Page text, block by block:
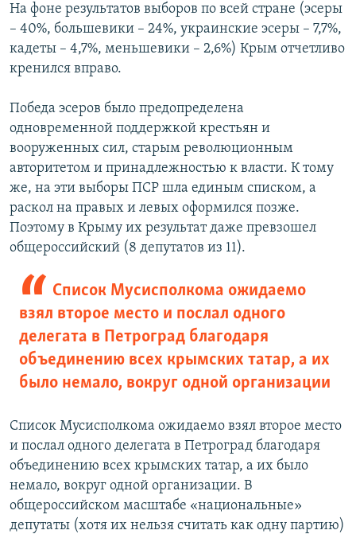
На фоне результатов выборов по всей стране (эсеры
– 40%, большевики – 24%, украинские эсеры – 7,7%,
кадеты – 4,7%, меньшевики – 2,6%) Крым отчетливо
кренился вправо.
Победа эсеров было предопределена
одновременной поддержкой крестьян и
вооруженных сил, старым революционным
авторитетом и принадлежностью к власти. К тому
же, на эти выборы ПСР шла единым списком, а
раскол на правых и левых оформился позже.
Поэтому в Крыму их результат даже превзошел
общероссийский (8 депутатов из 11).
Список Мусисполкома ожидаемо
взял второе место и послал одного
делегата в Петроград благодаря
объединению всех крымских татар, а их
было немало, вокруг одной организации
Список Мусисполкома ожидаемо взял второе место
и послал одного делегата в Петроград благодаря
объединению всех крымских татар, а их было
немало, вокруг одной организации. В
общероссийском масштабе «национальные»​
депутаты (хотя их нельзя считать как одну партию)